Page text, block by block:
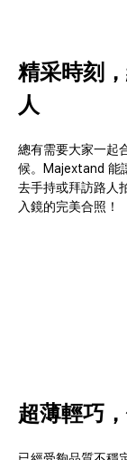
精采時刻
人
總有需要大家一起
候。Majextand 能
去手持或拜訪路人
入鏡的完美合照！
超薄輕巧